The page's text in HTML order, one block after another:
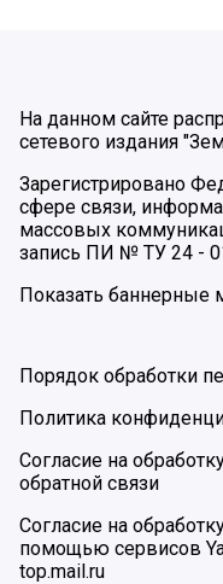
На данном сайте
сетевого издания
Зарегистрировано
сфере связи,
массовых
запись ПИ № ТУ 24 -
Показать баннерные
Порядок обработки
Политика
Согласие на
обратной связи
Согласие на
помощью сервисов
top.mail.ru